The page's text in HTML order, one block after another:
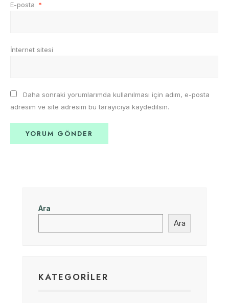
E-posta *
İnternet sitesi
Daha sonraki yorumlarımda kullanılması için adım, e-posta
adresim ve site adresim bu tarayıcıya kaydedilsin.
Ara
Ara
KATEGORILER